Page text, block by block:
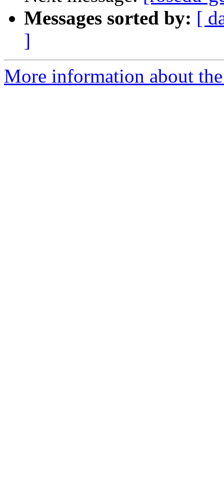
Messages sorted by: [
]
More information about